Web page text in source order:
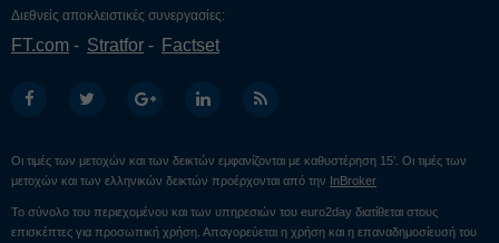
Διεθνείς αποκλειστικές συνεργασίες:
FT.com Stratfor Factset
Οι τιμές των μετοχών και των δεικτών εμφανίζονται με καθυστέρηση 15’. Οι τιμές των
μετοχών και των ελληνικών δεικτών προέρχονται από την InBroker
Το σύνολο του περιεχομένου και των υπηρεσιών του euro2day διατίθεται στους
επισκέπτες για προσωπική χρήση. Απαγορεύεται η χρήση και η επαναδημοσίευσή του